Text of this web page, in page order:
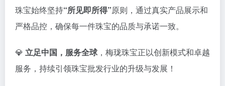
珠宝始终坚持“所见即所得”原则，通过真实产品展示和
严格品控，确保每一件珠宝的品质与承诺一致。
💎 立足中国，服务全球，梅珑珠宝正以创新模式和卓越
服务，持续引领珠宝批发行业的升级与发展！